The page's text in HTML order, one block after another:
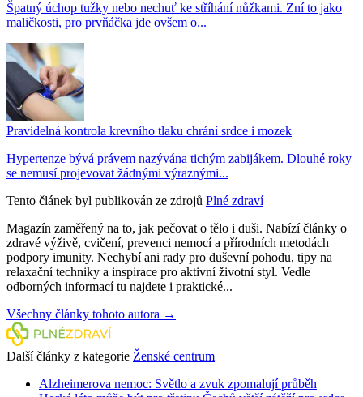
Špatný úchop tužky nebo nechuť ke stříhání nůžkami. Zní to jako
maličkosti, pro prvňáčka jde ovšem o...
Pravidelná kontrola krevního tlaku chrání srdce i mozek
Hypertenze bývá právem nazývána tichým zabijákem. Dlouhé roky
se nemusí projevovat žádnými výraznými...
Tento článek byl publikován ze zdrojů Plné zdraví
Magazín zaměřený na to, jak pečovat o tělo i duši. Nabízí články o
zdravé výživě, cvičení, prevenci nemocí a přírodních metodách
podpory imunity. Nechybí ani rady pro duševní pohodu, tipy na
relaxační techniky a inspirace pro aktivní životní styl. Vedle
odborných informací tu najdete i praktické...
Všechny články tohoto autora →
Další články z kategorie Ženské centrum
Alzheimerova nemoc: Světlo a zvuk zpomalují průběh